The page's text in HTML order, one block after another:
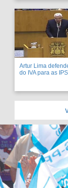
Artur Lima
do IVA para as